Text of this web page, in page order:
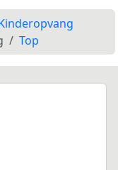
Top